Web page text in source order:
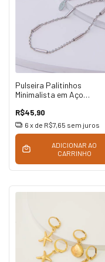
Pulseira Palitinhos
Minimalista em Aço
R$45,90
6 x de R$7,65 sem juros
ADICIONAR AO
CARRINHO